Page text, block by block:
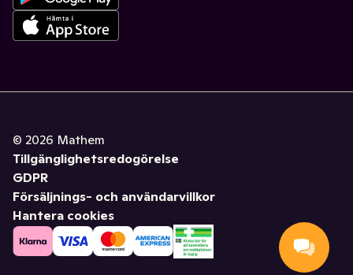
© 2026 Mathem
Tillgänglighetsredogörelse
GDPR
Försäljnings- och användarvillkor
Hantera cookies